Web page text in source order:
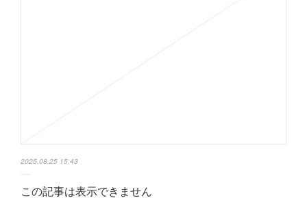
2025.08.25 15:43
この記事は表示できません